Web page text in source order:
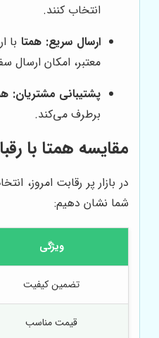
انتخاب کنند.
ارسال سریع: همتابا
معتبر، امکان ارسال
پشتیبانی مشتریان:
برطرف می‌کند.
مقایسه همتا با
در بازار پر رقابت امروز،
شما نشان دهیم:
ویژگی
تضمین کیفیت
قیمت مناسب